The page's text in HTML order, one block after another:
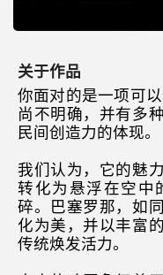
关于作品
你面对的是一项可
尚不明确，并有多
民间创造力的体现。
我们认为，它的魅
转化为悬浮在空中
碎。巴塞罗那，如
化为美，并以丰富
传统焕发活力。